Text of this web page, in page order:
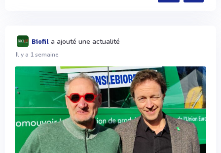
Biofil a ajouté une actualité
Il y a 1 semaine